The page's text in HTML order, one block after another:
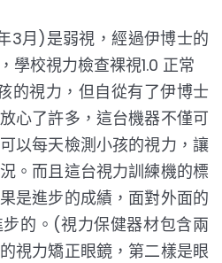
3月)是弱視，經過伊博士的
學校視力檢查裸視1.0 正常
的視力，但自從有了伊博士
心了許多，這台機器不僅可
以每天檢測小孩的視力，讓
。而且這台視力訓練機的標
是進步的成績，面對外面的
的。(視力保健器材包含兩
視力矯正眼鏡，第二樣是眼